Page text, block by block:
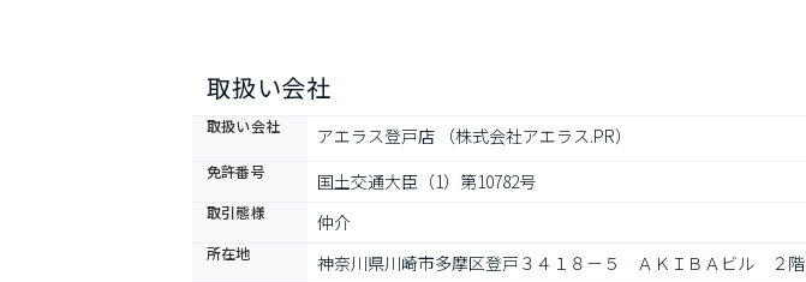
取扱い会社
取扱い会社 アエラス登戸店 （株式会社アエラス.PR）
免許番号 国土交通大臣（1）第10782号
取引態様 仲介
所在地 神奈川県川崎市多摩区登戸３４１８－５　ＡＫＩＢＡビル　２階